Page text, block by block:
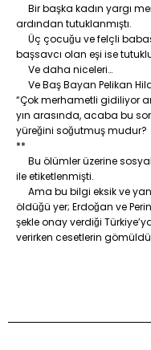
Bir başka kadın yargı
ardından tutuklanmıştı.
Üç çocuğu ve felçli
başsavcı olan eşi ise
Ve daha niceleri…
Ve Baş Bayan Pelikan
“Çok merhametli gidiliyor
yın arasında, acaba bu
yüreğini soğutmuş mudur?
**
Bu ölümler üzerine
ile etiketlenmişti.
Ama bu bilgi eksik ve
öldüğü yer; Erdoğan ve
şekle onay verdiği
verirken cesetlerin